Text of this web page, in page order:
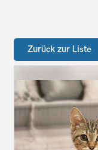
Zurück zur Liste